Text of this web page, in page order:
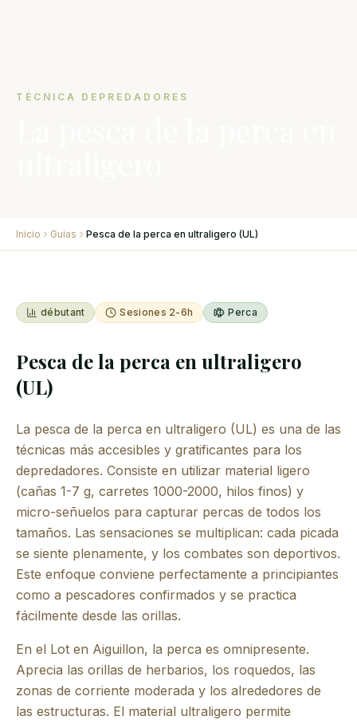
TÉCNICA DEPREDADORES
Inicio Guías Pesca de la perca en ultraligero (UL)
débutant Sesiones 2-6h Perca
Pesca de la perca en ultraligero
(UL)
La pesca de la perca en ultraligero (UL) es una de las
técnicas más accesibles y gratificantes para los
depredadores. Consiste en utilizar material ligero
(cañas 1-7 g, carretes 1000-2000, hilos finos) y
micro-señuelos para capturar percas de todos los
tamaños. Las sensaciones se multiplican: cada picada
se siente plenamente, y los combates son deportivos.
Este enfoque conviene perfectamente a principiantes
como a pescadores confirmados y se practica
fácilmente desde las orillas.
En el Lot en Aiguillon, la perca es omnipresente.
Aprecia las orillas de herbarios, los roquedos, las
zonas de corriente moderada y los alrededores de
las estructuras. El material ultraligero permite